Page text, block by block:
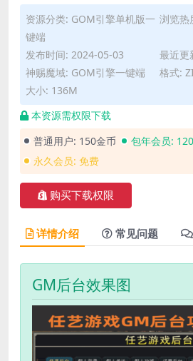
资源分类: GOM引擎单机版一
键端
浏览热
发布时间: 2024-05-03
最近更
神赐魔域: GOM引擎一键端
格式:
大小: 136M
本资源需权限下载
普通用户: 150金币 包年会员:
永久会员: 免费
购买下载权限
详情介绍 常见问题
GM后台效果图